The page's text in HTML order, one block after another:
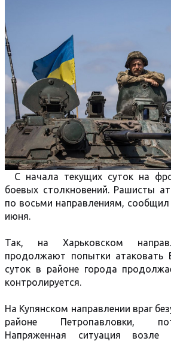
С начала текущих суток на
боевых столкновений. Рашисты
по восьми направлениям, сообщил
июня.
Так, на Харьковском
продолжают попытки атаковать
суток в районе города
контролируется.
На Купянском направлении враг
районе Петропавловки,
Напряженная ситуация возле